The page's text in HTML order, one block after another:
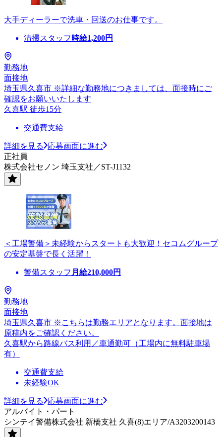
大手ディーラーで洗車・回送のお仕事です。
清掃スタッフ 時給1,200円
勤務地
面接地
埼玉県久喜市 ※詳細な勤務地につきましては、面接時にご
確認をお願いいたします
久喜駅 徒歩15分
交通費支給
詳細を見る
応募画面に進む
正社員
株式会社セノン 埼玉支社／ST-J1132
＜工場警備＞未経験からスタートも大歓迎！セコムグループ
の安定基盤で長く活躍！
警備スタッフ 月給210,000円
勤務地
面接地
埼玉県久喜市 ※こちらは勤務エリアとなります。面接地は
原稿内をご確認ください。
久喜駅から路線バス利用／車通勤可（工場内に無料駐車場
有）
交通費支給
未経験OK
詳細を見る
応募画面に進む
アルバイト・パート
シンテイ警備株式会社 新橋支社 久喜(8)エリア/A3203200143